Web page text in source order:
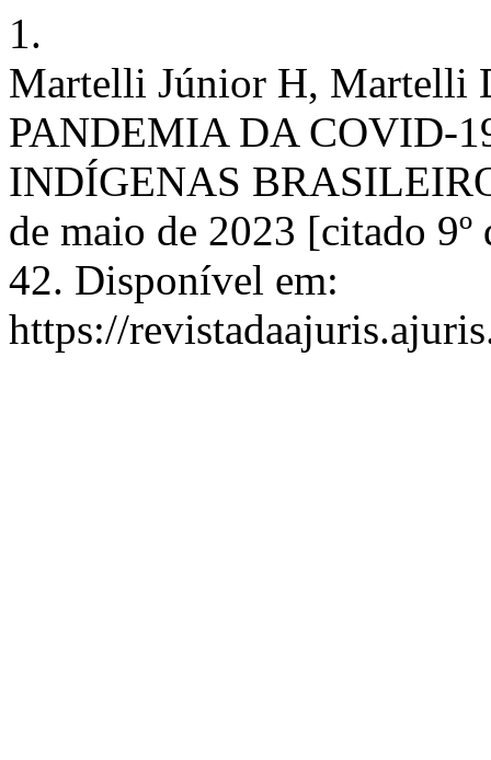
1.
Martelli Júnior H, Martelli
PANDEMIA DA COVID-
INDÍGENAS
de maio de 2023 [citado
42. Disponível em:
https://